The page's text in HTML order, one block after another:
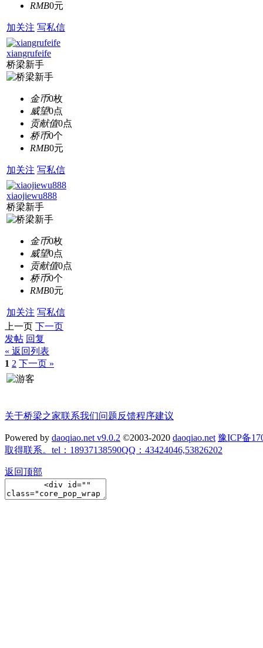
RMB0元
加关注 写私信
xiangrufeife
桥梁新手
金币0枚
威望0点
贡献值0点
桥币0个
RMB0元
加关注 写私信
xiaojiewu888
桥梁新手
金币0枚
威望0点
贡献值0点
桥币0个
RMB0元
加关注 写私信
上一页 下一页
发帖 回复
« 返回列表
1 2 下一页 »
关于桥梁之家联系我们问题反馈程序建议
Powered by daoqiao.net v9.0.2 ©2003-2020 daoqiao.net 豫ICP备
取得联系。tel：18937138590QQ：43424046,53826202
返回顶部